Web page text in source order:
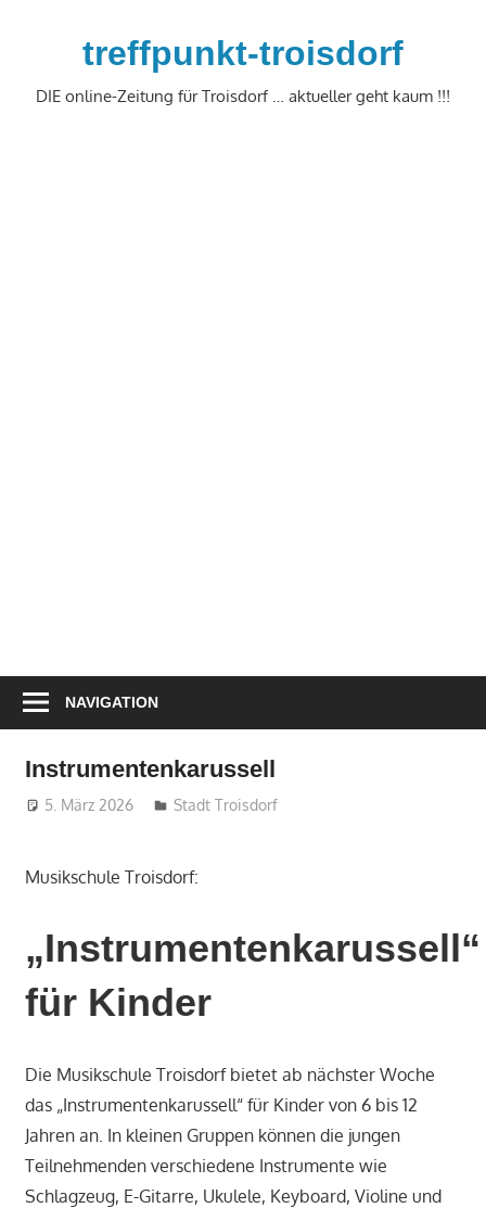
treffpunkt-troisdorf
DIE online-Zeitung für Troisdorf … aktueller geht kaum !!!
NAVIGATION
Instrumentenkarussell
5. März 2026 treffpunkt
Stadt Troisdorf
Musikschule Troisdorf:
„Instrumentenkarussell“
für Kinder
Die Musikschule Troisdorf bietet ab nächster Woche
das „Instrumentenkarussell“ für Kinder von 6 bis 12
Jahren an. In kleinen Gruppen können die jungen
Teilnehmenden verschiedene Instrumente wie
Schlagzeug, E-Gitarre, Ukulele, Keyboard, Violine und